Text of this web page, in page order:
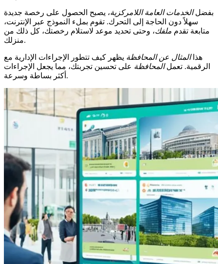
بفضلالخدمات العامة اللامركزية، يصبح الحصول على رخصة جديدة
سهلاً دون الحاجة إلى التحرك. تقوم بملء النموذج عبر الإنترنت،
متابعة تقدم ملفك، وحتى تحديد موعد لاستلام رخصتك، كل ذلك من
منزلك.
هذاالمثال عن المحافظة يظهر كيف تتطور الإجراءات الإدارية مع
الرقمية. تعملالمحافظة على تحسين تجربتك، مما يجعل الإجراءات
أكثر بساطة وسرعة.